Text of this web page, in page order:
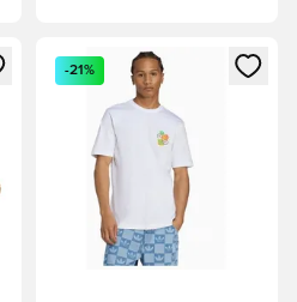
vagy a tagként
Megnyit egy modált a
-21%